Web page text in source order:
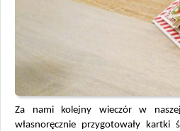
Za nami kolejny wieczór w
własnoręcznie przygotowały kartki